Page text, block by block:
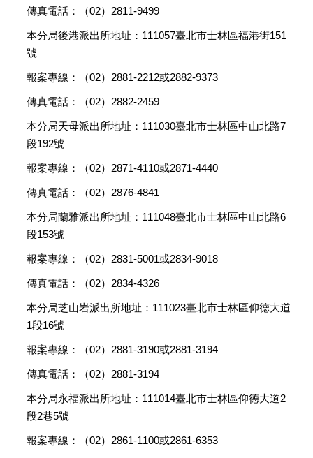
傳真電話：（02）2811-9499
本分局後港派出所地址：111057臺北市士林區福港街151
號
報案專線：（02）2881-2212或2882-9373
傳真電話：（02）2882-2459
本分局天母派出所地址：111030臺北市士林區中山北路7
段192號
報案專線：（02）2871-4110或2871-4440
傳真電話：（02）2876-4841
本分局蘭雅派出所地址：111048臺北市士林區中山北路6
段153號
報案專線：（02）2831-5001或2834-9018
傳真電話：（02）2834-4326
本分局芝山岩派出所地址：111023臺北市士林區仰德大道
1段16號
報案專線：（02）2881-3190或2881-3194
傳真電話：（02）2881-3194
本分局永福派出所地址：111014臺北市士林區仰德大道2
段2巷5號
報案專線：（02）2861-1100或2861-6353